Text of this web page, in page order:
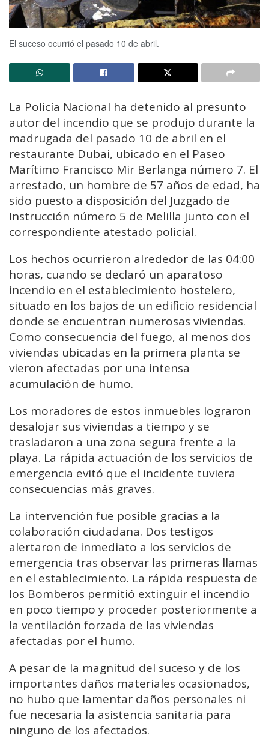
El suceso ocurrió el pasado 10 de abril.
La Policía Nacional ha detenido al presunto
autor del incendio que se produjo durante la
madrugada del pasado 10 de abril en el
restaurante Dubai, ubicado en el Paseo
Marítimo Francisco Mir Berlanga número 7. El
arrestado, un hombre de 57 años de edad, ha
sido puesto a disposición del Juzgado de
Instrucción número 5 de Melilla junto con el
correspondiente atestado policial.
Los hechos ocurrieron alrededor de las 04:00
horas, cuando se declaró un aparatoso
incendio en el establecimiento hostelero,
situado en los bajos de un edificio residencial
donde se encuentran numerosas viviendas.
Como consecuencia del fuego, al menos dos
viviendas ubicadas en la primera planta se
vieron afectadas por una intensa
acumulación de humo.
Los moradores de estos inmuebles lograron
desalojar sus viviendas a tiempo y se
trasladaron a una zona segura frente a la
playa. La rápida actuación de los servicios de
emergencia evitó que el incidente tuviera
consecuencias más graves.
La intervención fue posible gracias a la
colaboración ciudadana. Dos testigos
alertaron de inmediato a los servicios de
emergencia tras observar las primeras llamas
en el establecimiento. La rápida respuesta de
los Bomberos permitió extinguir el incendio
en poco tiempo y proceder posteriormente a
la ventilación forzada de las viviendas
afectadas por el humo.
A pesar de la magnitud del suceso y de los
importantes daños materiales ocasionados,
no hubo que lamentar daños personales ni
fue necesaria la asistencia sanitaria para
ninguno de los afectados.